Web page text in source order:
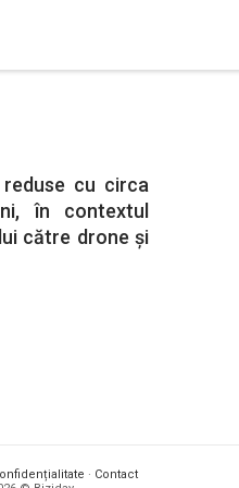
cu circa
în contextul
către drone și
· Contact